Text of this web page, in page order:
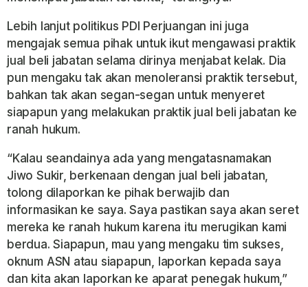
Lebih lanjut politikus PDI Perjuangan ini juga
mengajak semua pihak untuk ikut mengawasi praktik
jual beli jabatan selama dirinya menjabat kelak. Dia
pun mengaku tak akan menoleransi praktik tersebut,
bahkan tak akan segan-segan untuk menyeret
siapapun yang melakukan praktik jual beli jabatan ke
ranah hukum.
“Kalau seandainya ada yang mengatasnamakan
Jiwo Sukir, berkenaan dengan jual beli jabatan,
tolong dilaporkan ke pihak berwajib dan
informasikan ke saya. Saya pastikan saya akan seret
mereka ke ranah hukum karena itu merugikan kami
berdua. Siapapun, mau yang mengaku tim sukses,
oknum ASN atau siapapun, laporkan kepada saya
dan kita akan laporkan ke aparat penegak hukum,”